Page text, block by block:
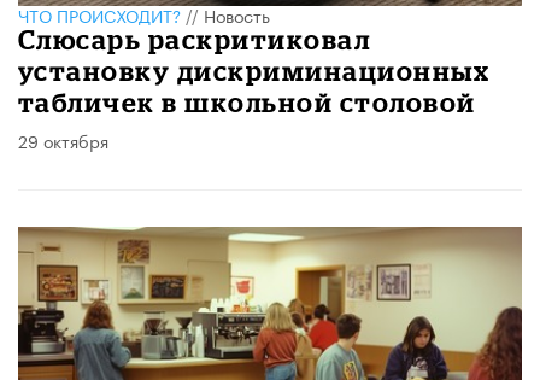
ЧТО ПРОИСХОДИТ?//Новость
Слюсарь раскритиковал
установку дискриминационных
табличек в школьной столовой
29 октября